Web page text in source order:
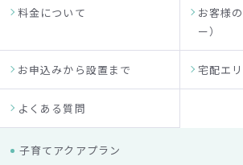
料金について
お客様
ー）
お申込みから設置まで 宅配エ
よくある質問
子育てアクアプラン